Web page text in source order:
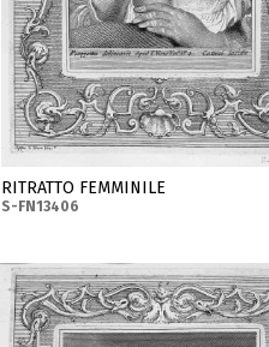
RITRATTO FEMMINILE
S-FN13406